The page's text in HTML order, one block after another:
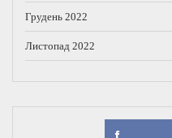
Грудень 2022
Листопад 2022